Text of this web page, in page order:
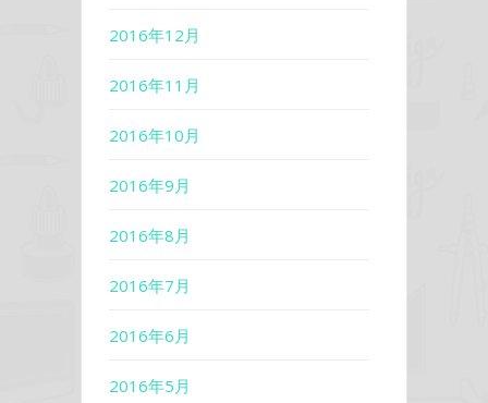
2016年12月
2016年11月
2016年10月
2016年9月
2016年8月
2016年7月
2016年6月
2016年5月